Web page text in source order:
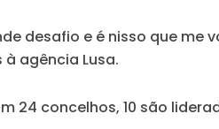
desafio e é nisso que
agência Lusa.
24 concelhos, 10 são